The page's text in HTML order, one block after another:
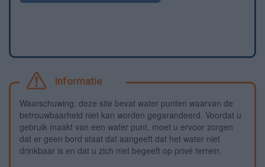
Informatie
Waarschuwing: deze site bevat water punten waarvan de
betrouwbaarheid niet kan worden gegarandeerd. Voordat u
gebruik maakt van een water punt, moet u ervoor zorgen
dat er geen bord staat dat aangeeft dat het water niet
drinkbaar is en dat u zich niet begeeft op privé terrein.